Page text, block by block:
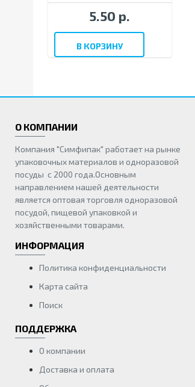
5.50 р.
В КОРЗИНУ
О КОМПАНИИ
Компания "Симфипак" работает на рынке
упаковочных материалов и одноразовой
посуды с 2000 года.Основным
направлением нашей деятельности
является оптовая торговля одноразовой
посудой, пищевой упаковкой и
хозяйственными товарами.
ИНФОРМАЦИЯ
Политика конфиденциальности
Карта сайта
Поиск
ПОДДЕРЖКА
О компании
Доставка и оплата